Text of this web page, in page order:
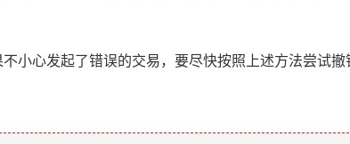
小心发起了错误的交易，要尽快按照上述方法尝试